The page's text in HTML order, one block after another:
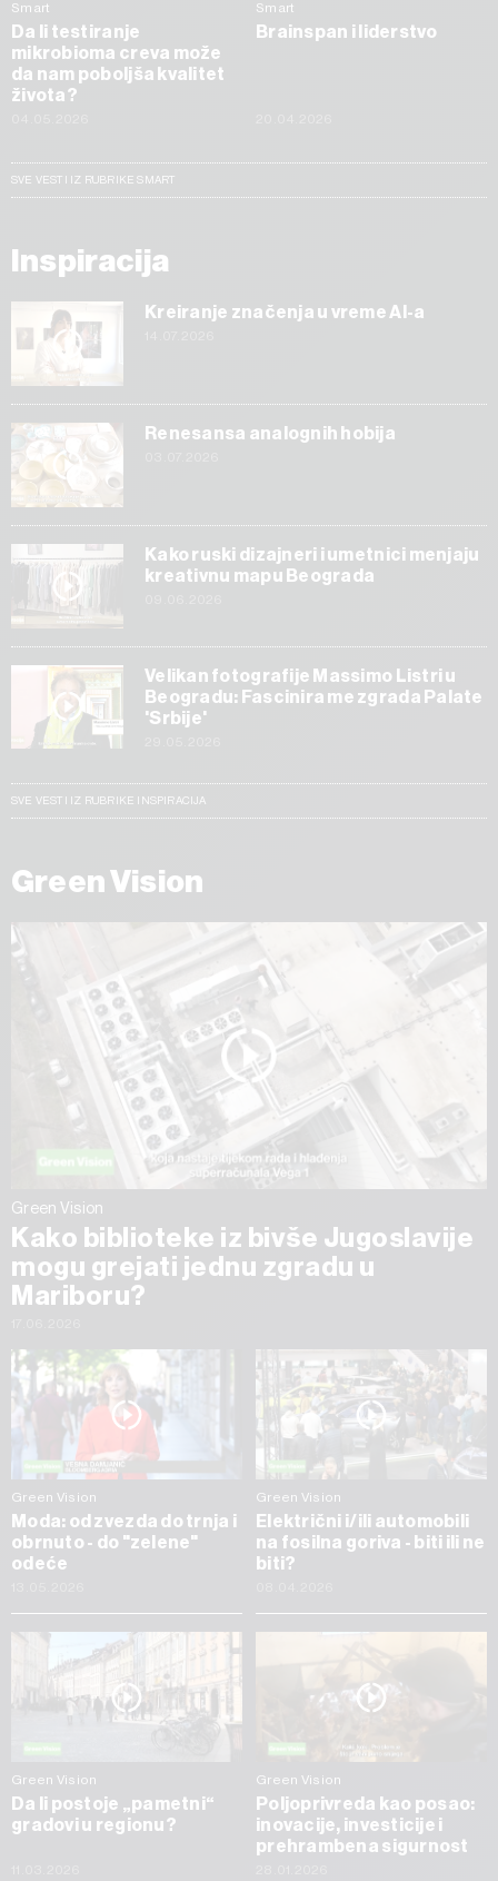
Smart
Da li testiranje
mikrobioma creva može
da nam poboljša kvalitet
života?
Smart
Brainspan i liderstvo
SVE VESTI IZ RUBRIKE SMART
Inspiracija
Kreiranje značenja u vreme AI-a
Renesansa analognih hobija
Kako ruski dizajneri i umetnici menjaju
kreativnu mapu Beograda
Velikan fotografije Massimo Listri u
Beogradu: Fascinira me zgrada Palate
'Srbije'
SVE VESTI IZ RUBRIKE INSPIRACIJA
Green Vision
Green Vision
Kako biblioteke iz bivše Jugoslavije
mogu grejati jednu zgradu u
Mariboru?
Green Vision
Moda: od zvezda do trnja i
obrnuto - do "zelene"
odeće
Green Vision
Električni i/ili automobili
na fosilna goriva - biti ili ne
biti?
Green Vision
Da li postoje „pametni“
gradovi u regionu?
Green Vision
Poljoprivreda kao posao:
inovacije, investicije i
prehrambena sigurnost